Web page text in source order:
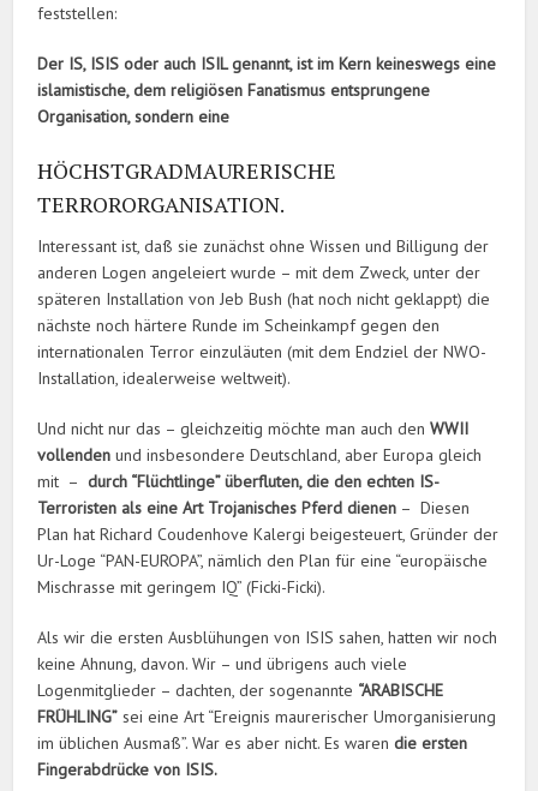
feststellen:
Der IS, ISIS oder auch ISIL genannt, ist im Kern keineswegs eine
islamistische, dem religiösen Fanatismus entsprungene
Organisation, sondern eine
HÖCHSTGRADMAURERISCHE
TERRORORGANISATION.
Interessant ist, daß sie zunächst ohne Wissen und Billigung der
anderen Logen angeleiert wurde – mit dem Zweck, unter der
späteren Installation von Jeb Bush (hat noch nicht geklappt) die
nächste noch härtere Runde im Scheinkampf gegen den
internationalen Terror einzuläuten (mit dem Endziel der NWO-
Installation, idealerweise weltweit).
Und nicht nur das – gleichzeitig möchte man auch denWWII
vollenden und insbesondere Deutschland, aber Europa gleich
mit –durch “Flüchtlinge” überfluten, die den echten IS-
Terroristen als eine Art Trojanisches Pferd dienen – Diesen
Plan hat Richard Coudenhove Kalergi beigesteuert, Gründer der
Ur-Loge “PAN-EUROPA”, nämlich den Plan für eine “europäische
Mischrasse mit geringem IQ” (Ficki-Ficki).
Als wir die ersten Ausblühungen von ISIS sahen, hatten wir noch
keine Ahnung, davon. Wir – und übrigens auch viele
Logenmitglieder – dachten, der sogenannte “ARABISCHE
FRÜHLING” sei eine Art “Ereignis maurerischer Umorganisierung
im üblichen Ausmaß”. War es aber nicht. Es warendie ersten
Fingerabdrücke von ISIS.